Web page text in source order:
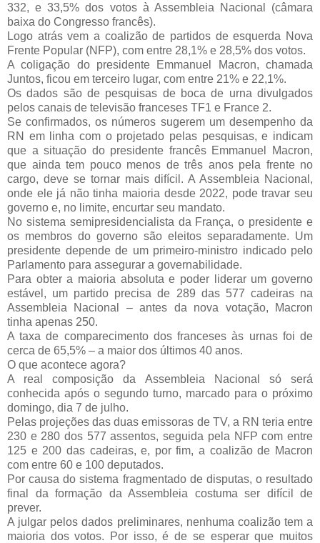
332, e 33,5% dos votos à Assembleia Nacional (câmara
baixa do Congresso francês).
Logo atrás vem a coalizão de partidos de esquerda Nova
Frente Popular (NFP), com entre 28,1% e 28,5% dos votos.
A coligação do presidente Emmanuel Macron, chamada
Juntos, ficou em terceiro lugar, com entre 21% e 22,1%.
Os dados são de pesquisas de boca de urna divulgados
pelos canais de televisão franceses TF1 e France 2.
Se confirmados, os números sugerem um desempenho da
RN em linha com o projetado pelas pesquisas, e indicam
que a situação do presidente francês Emmanuel Macron,
que ainda tem pouco menos de três anos pela frente no
cargo, deve se tornar mais difícil. A Assembleia Nacional,
onde ele já não tinha maioria desde 2022, pode travar seu
governo e, no limite, encurtar seu mandato.
No sistema semipresidencialista da França, o presidente e
os membros do governo são eleitos separadamente. Um
presidente depende de um primeiro-ministro indicado pelo
Parlamento para assegurar a governabilidade.
Para obter a maioria absoluta e poder liderar um governo
estável, um partido precisa de 289 das 577 cadeiras na
Assembleia Nacional – antes da nova votação, Macron
tinha apenas 250.
A taxa de comparecimento dos franceses às urnas foi de
cerca de 65,5% – a maior dos últimos 40 anos.
O que acontece agora?
A real composição da Assembleia Nacional só será
conhecida após o segundo turno, marcado para o próximo
domingo, dia 7 de julho.
Pelas projeções das duas emissoras de TV, a RN teria entre
230 e 280 dos 577 assentos, seguida pela NFP com entre
125 e 200 das cadeiras, e, por fim, a coalizão de Macron
com entre 60 e 100 deputados.
Por causa do sistema fragmentado de disputas, o resultado
final da formação da Assembleia costuma ser difícil de
prever.
A julgar pelos dados preliminares, nenhuma coalizão tem a
maioria dos votos. Por isso, é de se esperar que muitos